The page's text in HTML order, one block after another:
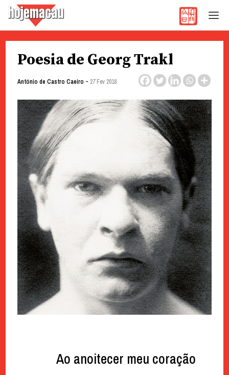
Poesia de Georg Trakl
António de Castro Caeiro - 27 Fev 2018
Ao anoitecer meu coração